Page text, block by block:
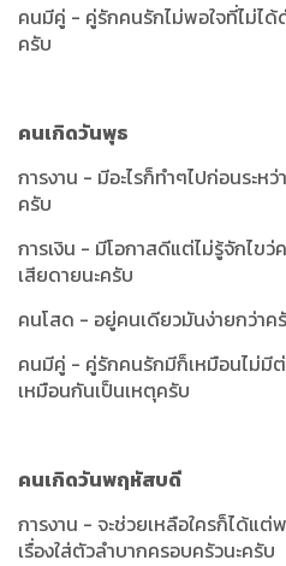
คนมีคู่ - คู่รักคนรักไม่พอใจที่ไม่ได้ดั
ครับ
คนเกิดวันพุธ
การงาน - มีอะไรก็ทำๆไปก่อนระห
ครับ
การเงิน - มีโอกาสดีแต่ไม่รู้จักไขว่ค
เสียดายนะครับ
คนโสด - อยู่คนเดียวมันง่ายกว่าค
คนมีคู่ - คู่รักคนรักมีก็เหมือนไม่มีต่
เหมือนกันเป็นเหตุครับ
คนเกิดวันพฤหัสบดี
การงาน - จะช่วยเหลือใครก็ได้แ
เรื่องใส่ตัวลำบากครอบครัวนะครับ